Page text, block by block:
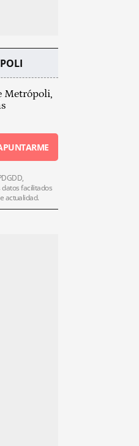
Metrópoli,
datos facilitados
actualidad.